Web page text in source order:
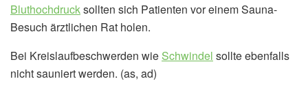
Bluthochdrucksollten sich Patienten vor einem Sauna-
Besuch ärztlichen Rat holen.
Bei Kreislaufbeschwerden wie Schwindel sollte ebenfalls
nicht sauniert werden. (as, ad)